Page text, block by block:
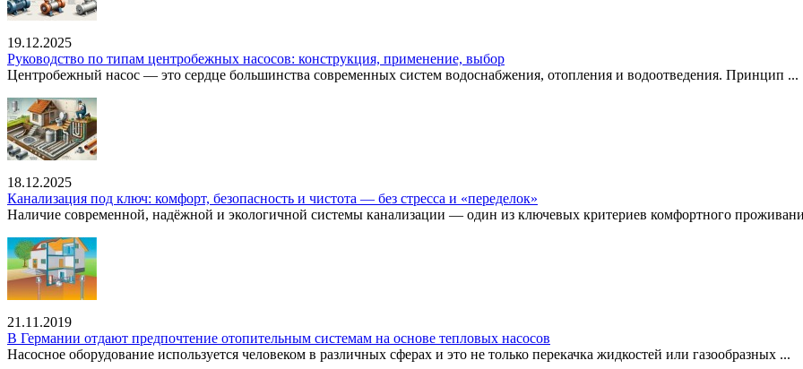
19.12.2025
Руководство по типам центробежных насосов: конструкция, применение, выбор
Центробежный насос — это сердце большинства современных систем водоснабжения, отопления и водоотведения. Принцип ...
18.12.2025
Канализация под ключ: комфорт, безопасность и чистота — без стресса и «переделок»
Наличие современной, надёжной и экологичной системы канализации — один из ключевых критериев комфортного
21.11.2019
В Германии отдают предпочтение отопительным системам на основе тепловых насосов
Насосное оборудование используется человеком в различных сферах и это не только перекачка жидкостей или газообразных ...